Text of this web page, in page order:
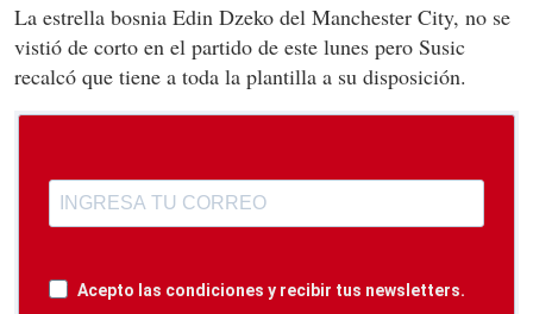
La estrella bosnia Edin Dzeko del Manchester City, no se
vistió de corto en el partido de este lunes pero Susic
recalcó que tiene a toda la plantilla a su disposición.
Acepto las condiciones y recibir tus newsletters.